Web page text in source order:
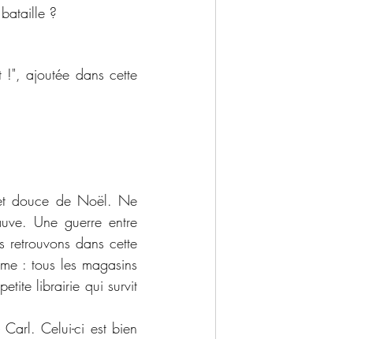
?
ajoutée dans cette
douce de Noël. Ne
Une guerre entre
dans cette
: tous les magasins
librairie qui survit
Celui-ci est bien